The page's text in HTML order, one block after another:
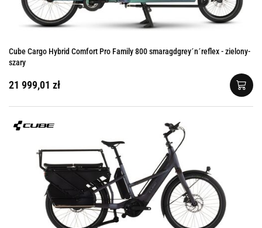
Cube Cargo Hybrid Comfort Pro Family 800 smaragdgrey´n´reflex - zielony-
szary
21 999,01 zł